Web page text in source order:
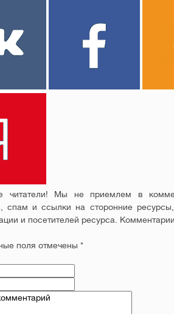
читатели! Мы не приемлем в
спам и ссылки на сторонние
и посетителей ресурса.
поля отмечены *